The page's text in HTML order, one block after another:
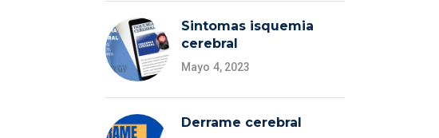
Sintomas isquemia
cerebral
Mayo 4, 2023
Derrame cerebral